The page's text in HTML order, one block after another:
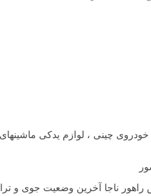
راهور ناجا آخرین وضعیت جوی و